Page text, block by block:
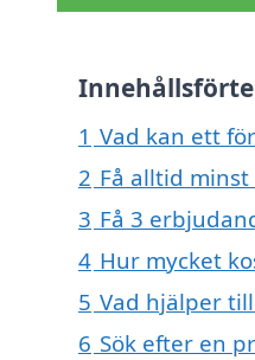
1 Vad kan ett
2 Få alltid
3 Få 3
4 Hur mycket
5 Vad hjälper
6 Sök efter en